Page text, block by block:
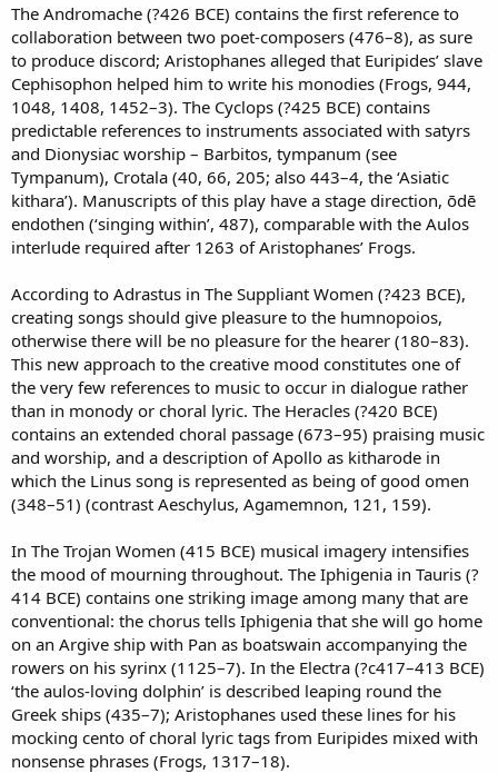
The Andromache (?426 BCE) contains the first reference to
collaboration between two poet-composers (476–8), as sure
to produce discord; Aristophanes alleged that Euripides’ slave
Cephisophon helped him to write his monodies (Frogs, 944,
1048, 1408, 1452–3). The Cyclops (?425 BCE) contains
predictable references to instruments associated with satyrs
and Dionysiac worship – Barbitos, tympanum (see
Tympanum), Crotala (40, 66, 205; also 443–4, the ‘Asiatic
kithara’). Manuscripts of this play have a stage direction, ōdē
endothen (‘singing within’, 487), comparable with the Aulos
interlude required after 1263 of Aristophanes’ Frogs.
According to Adrastus in The Suppliant Women (?423 BCE),
creating songs should give pleasure to the humnopoios,
otherwise there will be no pleasure for the hearer (180–83).
This new approach to the creative mood constitutes one of
the very few references to music to occur in dialogue rather
than in monody or choral lyric. The Heracles (?420 BCE)
contains an extended choral passage (673–95) praising music
and worship, and a description of Apollo as kitharode in
which the Linus song is represented as being of good omen
(348–51) (contrast Aeschylus, Agamemnon, 121, 159).
In The Trojan Women (415 BCE) musical imagery intensifies
the mood of mourning throughout. The Iphigenia in Tauris (?
414 BCE) contains one striking image among many that are
conventional: the chorus tells Iphigenia that she will go home
on an Argive ship with Pan as boatswain accompanying the
rowers on his syrinx (1125–7). In the Electra (?c417–413 BCE)
‘the aulos-loving dolphin’ is described leaping round the
Greek ships (435–7); Aristophanes used these lines for his
mocking cento of choral lyric tags from Euripides mixed with
nonsense phrases (Frogs, 1317–18).